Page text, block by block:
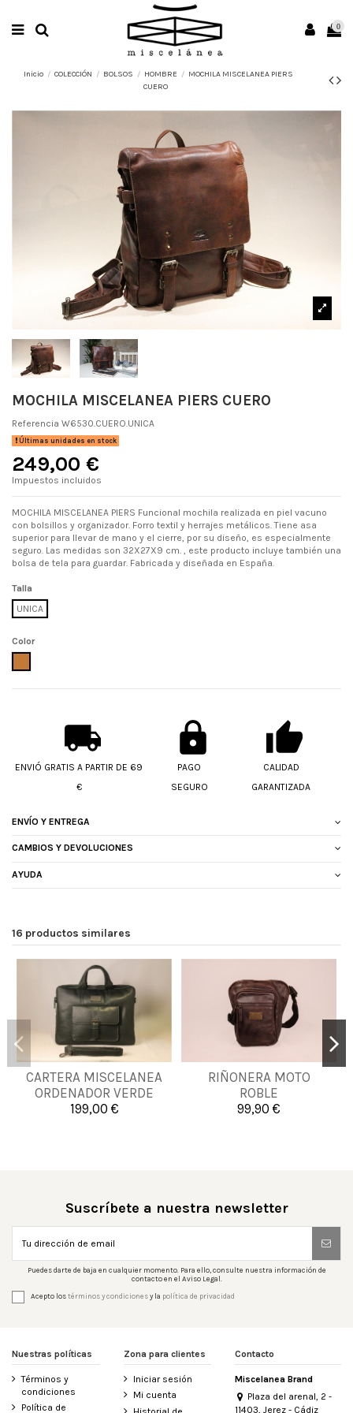
0
Inicio COLECCIÓN BOLSOS HOMBRE
MOCHILA MISCELANEA PIERS
CUERO
MOCHILA MISCELANEA PIERS CUERO
Referencia W6530.CUERO.UNICA
Últimas unidades en stock
249,00 €
Impuestos incluidos
MOCHILA MISCELANEA PIERS Funcional mochila realizada en piel vacuno
con bolsillos y organizador. Forro textil y herrajes metálicos. Tiene asa
superior para llevar de mano y el cierre, por su diseño, es especialmente
seguro. Las medidas son 32X27X9 cm. , este producto incluye también una
bolsa de tela para guardar. Fabricada y diseñada en España.
Talla
UNICA
Color
ENVIÓ GRATIS A PARTIR DE 69
€
PAGO
SEGURO
CALIDAD
GARANTIZADA
ENVÍO Y ENTREGA
CAMBIOS Y DEVOLUCIONES
AYUDA
16 productos similares
CARTERA MISCELANEA
ORDENADOR VERDE
199,00 €
UNICA
Añadir al carrito
RIÑONERA MOTO
ROBLE
99,90 €
UNICA
Añadir al carrito
Suscríbete a nuestra newsletter
Puedes darte de baja en cualquier momento. Para ello, consulte nuestra información de
contacto en el Aviso Legal.
Acepto lostérminos y condicionesy la política de privacidad
Nuestras políticas
Términos y
condiciones
Política de
Zona para clientes
Iniciar sesión
Mi cuenta
Contacto
Miscelanea Brand
Plaza del arenal, 2 -
11403, Jerez - Cádiz